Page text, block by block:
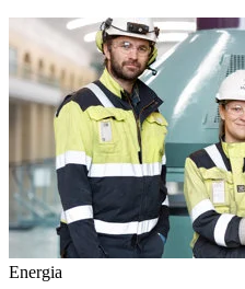
Energia